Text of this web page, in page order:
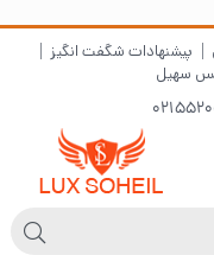
پیشنهادات شگفت انگیز
سهیل